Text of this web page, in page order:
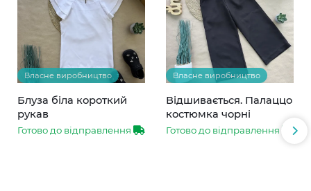
Власне виробництво
Блуза біла короткий
рукав
Готово до відправлення
Власне виробництво
Відшивається. Палаццо
костюмка чорні
Готово до відправлення